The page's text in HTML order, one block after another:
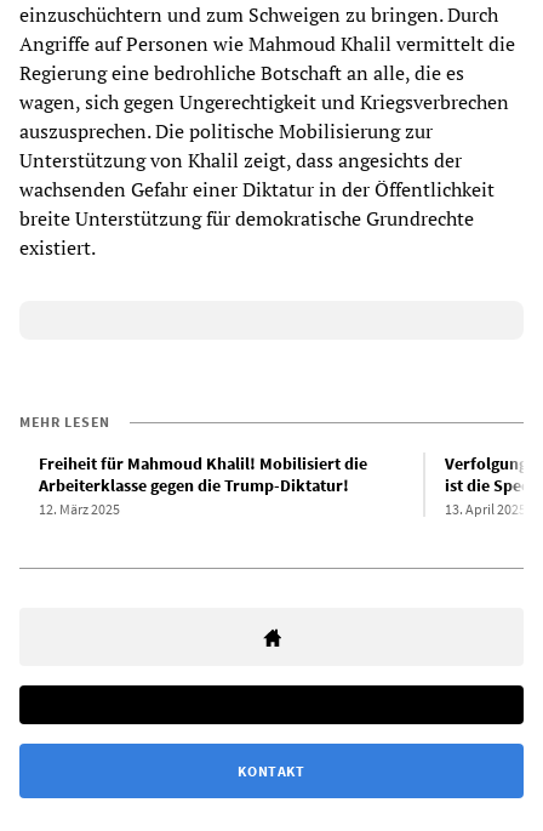
einzuschüchtern und zum Schweigen zu bringen. Durch
Angriffe auf Personen wie Mahmoud Khalil vermittelt die
Regierung eine bedrohliche Botschaft an alle, die es
wagen, sich gegen Ungerechtigkeit und Kriegsverbrechen
auszusprechen. Die politische Mobilisierung zur
Unterstützung von Khalil zeigt, dass angesichts der
wachsenden Gefahr einer Diktatur in der Öffentlichkeit
breite Unterstützung für demokratische Grundrechte
existiert.
MEHR LESEN
Freiheit für Mahmoud Khalil! Mobilisiert die
Arbeiterklasse gegen die Trump-Diktatur!
12. März 2025
Verfolgung
ist die
13. April 2025
KONTAKT